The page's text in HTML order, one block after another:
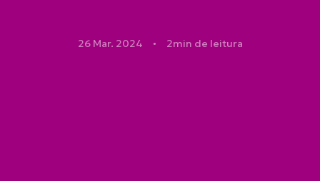
26 Mar. 2024 ● 2min de leitura